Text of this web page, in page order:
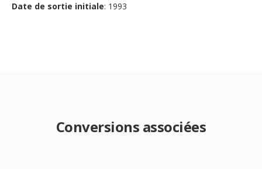
Date de sortie initiale: 1993
Conversions associées